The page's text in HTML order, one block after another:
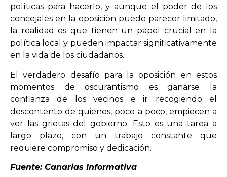
políticas para hacerlo, y aunque el poder de los
concejales en la oposición puede parecer limitado,
la realidad es que tienen un papel crucial en la
política local y pueden impactar significativamente
en la vida de los ciudadanos.
El verdadero desafío para la oposición en estos
momentos de oscurantismo es ganarse la
confianza de los vecinos e ir recogiendo el
descontento de quienes, poco a poco, empiecen a
ver las grietas del gobierno. Esto es una tarea a
largo plazo, con un trabajo constante que
requiere compromiso y dedicación.
Fuente: Canarias Informativa